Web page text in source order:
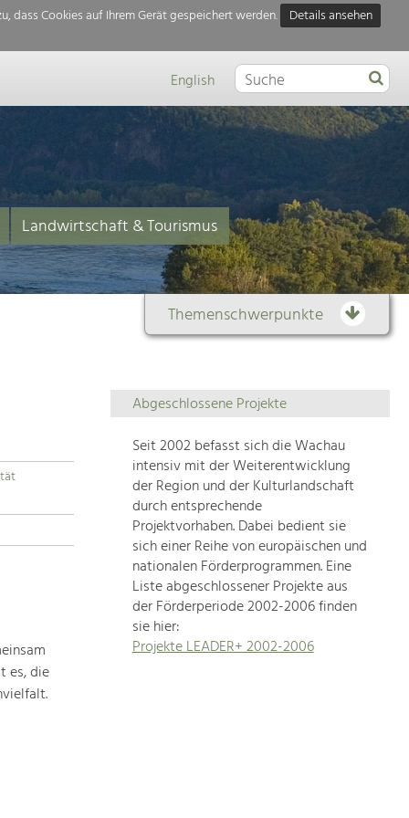
dass Cookies auf Ihrem Gerät gespeichert werden.
Details ansehen
English
Landwirtschaft & Tourismus
Themenschwerpunkte
Themenübersicht
Die
Regionalentwicklung
in
unserer
Region
ist
sehr
vielfältig.
Deshalb
geben
wir
hier
es, die
Abgeschlossene Projekte
Seit 2002 befasst sich die Wachau
intensiv mit der Weiterentwicklung
der Region und der Kulturlandschaft
durch entsprechende
Projektvorhaben. Dabei bedient sie
sich einer Reihe von europäischen und
nationalen Förderprogrammen. Eine
Liste abgeschlossener Projekte aus
der Förderperiode 2002-2006 finden
sie hier:
Projekte LEADER+ 2002-2006